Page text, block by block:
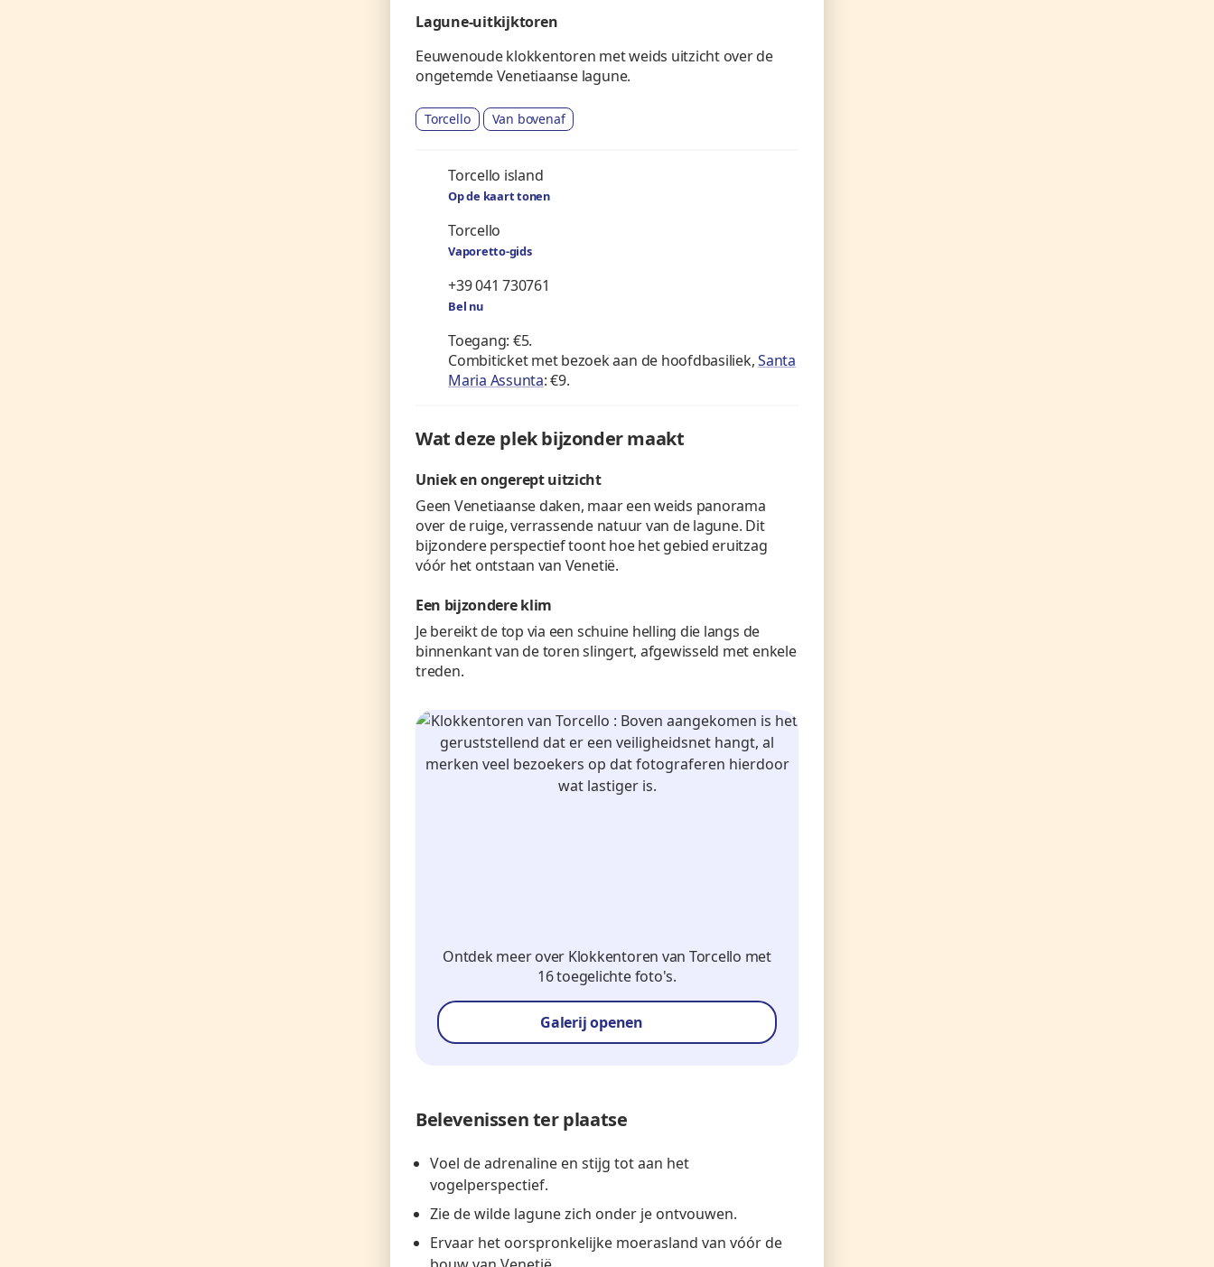
Lagune-uitkijktoren
Eeuwenoude klokkentoren met weids uitzicht over de
ongetemde Venetiaanse lagune.
Torcello Van bovenaf
Torcello island
Op de kaart tonen
Torcello
Vaporetto-gids
+39 041 730761
Bel nu
Toegang: €5.
Combiticket met bezoek aan de hoofdbasiliek,Santa
Maria Assunta: €9.
Wat deze plek bijzonder maakt
Uniek en ongerept uitzicht
Geen Venetiaanse daken, maar een weids panorama
over de ruige, verrassende natuur van de lagune. Dit
bijzondere perspectief toont hoe het gebied eruitzag
vóór het ontstaan van Venetië.
Een bijzondere klim
Je bereikt de top via een schuine helling die langs de
binnenkant van de toren slingert, afgewisseld met enkele
treden.
Ontdek meer over Klokkentoren van Torcello met
16 toegelichte foto's.
Galerij openen
Belevenissen ter plaatse
Voel de adrenaline en stijg tot aan het
vogelperspectief.
Zie de wilde lagune zich onder je ontvouwen.
Ervaar het oorspronkelijke moerasland van vóór de